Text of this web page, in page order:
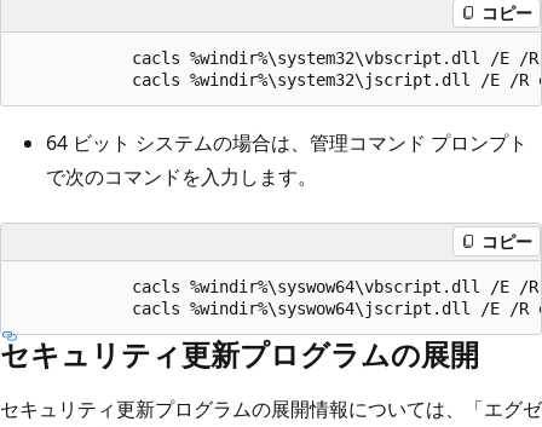
コピー
cacls %windir%\system32\vbscript.dll /E
64 ビット システムの場合は、管理コマンド プロンプト
で次のコマンドを入力します。
コピー
cacls %windir%\syswow64\vbscript.dll /E
セキュリティ更新プログラムの展開
セキュリティ更新プログラムの展開情報については、「エグゼ